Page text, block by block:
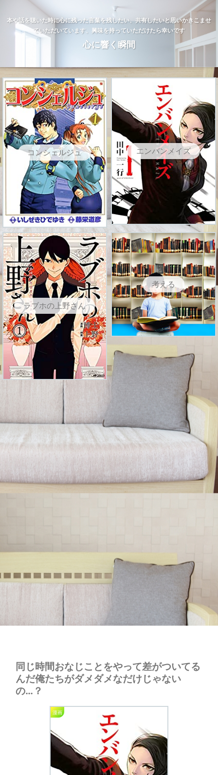
本や話を聴いた時に心に残った言葉を残したい、共有したいと思いかきこませ
ていただいています、興味を持っていただけたら幸いです
心に響く瞬間
コンシェルジュ エンバンメイズ
ラブホの上野さん
考える
同じ時間おなじことをやって差がついてる
んだ俺たちがダメダメなだけじゃない
の…？
漫画